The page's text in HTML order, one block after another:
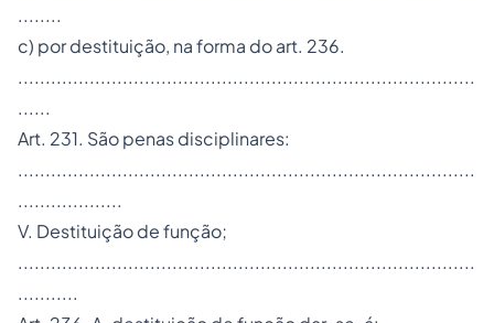
........
c) por destituição, na forma do art. 236.
...................................................................................
......
Art. 231. São penas disciplinares:
...................................................................................
...................
V. Destituição de função;
...................................................................................
...........